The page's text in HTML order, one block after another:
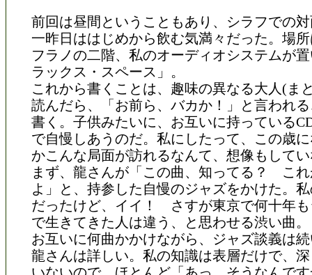
前回は昼間ということもあり、シラフでの
一昨日ははじめから飲む気満々だった。場
フラノの二階、私のオーディオシステムが
ラックス・スペース」。
これから書くことは、趣味の異なる大人(ま
読んだら、「お前ら、バカか！」と言われ
書く。子供みたいに、お互いに持っている
で自慢しあうのだ。私にしたって、この歳
かこんな局面が訪れるなんて、想像もして
まず、龍さんが「この曲、知ってる？ こ
よ」と、持参した自慢のジャズをかけた。
だったけど、イイ！ さすが東京で何十年
で生きてきた人は違う、と思わせる渋い曲。
お互いに何曲かかけながら、ジャズ談義は
龍さんは詳しい。私の知識は表層だけで、